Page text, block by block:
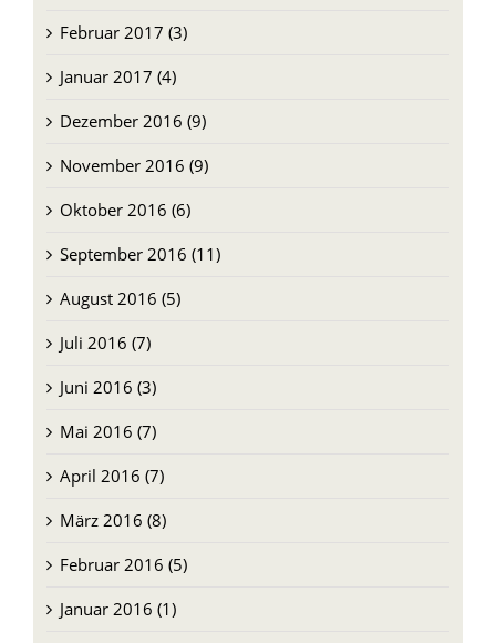
Februar 2017 (3)
Januar 2017 (4)
Dezember 2016 (9)
November 2016 (9)
Oktober 2016 (6)
September 2016 (11)
August 2016 (5)
Juli 2016 (7)
Juni 2016 (3)
Mai 2016 (7)
April 2016 (7)
März 2016 (8)
Februar 2016 (5)
Januar 2016 (1)